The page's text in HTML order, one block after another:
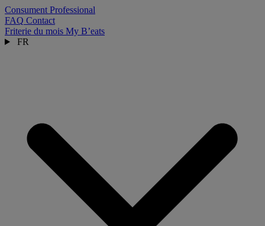
Consument Professional
FAQ Contact
Friterie du mois My B’eats
FR